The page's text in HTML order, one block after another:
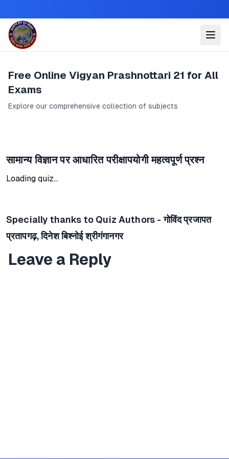
Free Online Vigyan Prashnottari 21 for All
Exams
Explore our comprehensive collection of subjects
सामान्य विज्ञान पर आधारित परीक्षापयोगी महत्वपूर्ण प्रश्न
Loading quiz...
Specially thanks to Quiz Authors - गोविंद प्रजापत
प्रतापगढ़, दिनेश बिश्नोई श्रीगंगानगर
Leave a Reply